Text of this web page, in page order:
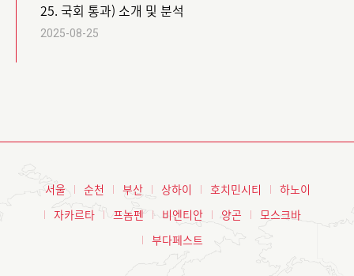
25. 국회 통과) 소개 및 분석
2025-08-25
서울 순천 부산 상하이 호치민시티
하노이
자카르타
프놈펜 비엔티안 양곤
모스크바
부다페스트